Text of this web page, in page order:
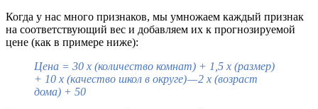
Когда у нас много признаков, мы умножаем каждый признак
на соответствующий вес и добавляем их к прогнозируемой
цене (как в примере ниже):
Цена = 30 х (количество комнат) + 1,5 х (размер)
+ 10 х (качество школ в округе) — 2 х (возраст
дома) + 50